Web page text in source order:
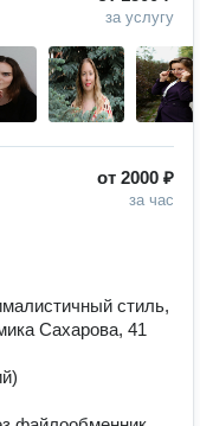
за услугу
от 2000 ₽
за час
стиль,
Сахарова, 41